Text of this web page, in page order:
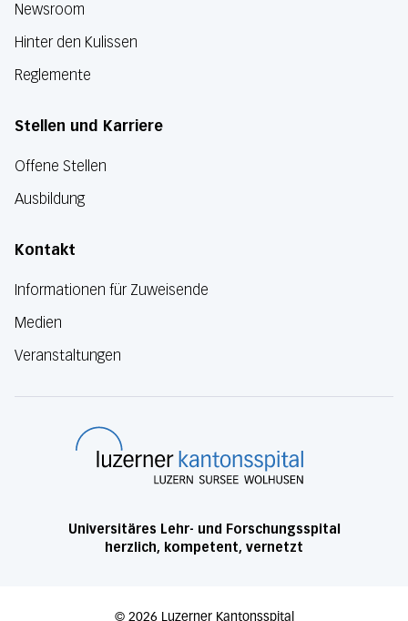
Newsroom
Hinter den Kulissen
Reglemente
Stellen und Karriere
Offene Stellen
Ausbildung
Kontakt
Informationen für Zuweisende
Medien
Veranstaltungen
Universitäres Lehr- und Forschungsspital
herzlich, kompetent, vernetzt
© 2026 Luzerner Kantonsspital